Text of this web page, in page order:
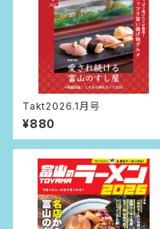
Takt2026.1月号
¥880